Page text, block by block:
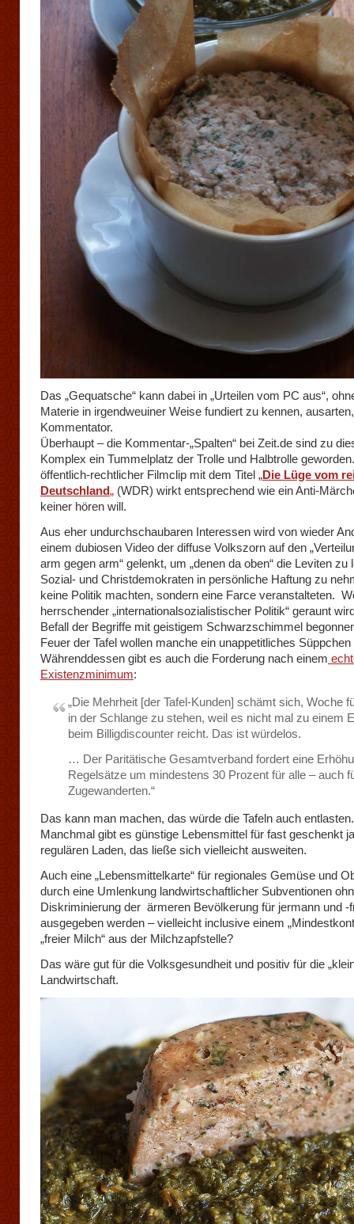
Das „Gequatsche“ kann dabei in „Urteilen vom PC aus“,
Materie in irgendweuiner Weise fundiert zu kennen,
Kommentator.
Überhaupt – die Kommentar-„Spalten“ bei Zeit.de sind zu
Komplex ein Tummelplatz der Trolle und Halbtrolle
öffentlich-rechtlicher Filmclip mit dem Titel „Die Lüge vom
Deutschland„ (WDR) wirkt entsprechend wie ein Anti-
keiner hören will.
Aus eher undurchschaubaren Interessen wird von wieder
einem dubiosen Video der diffuse Volkszorn auf den
arm gegen arm“ gelenkt, um „denen da oben“ die Leviten zu
Sozial- und Christdemokraten in persönliche Haftung zu
keine Politik machten, sondern eine Farce veranstalteten.
herrschender „internationalsozialistischer Politik“ geraunt
Befall der Begriffe mit geistigem Schwarzschimmel
Feuer der Tafel wollen manche ein unappetitliches
Währenddessen gibt es auch die Forderung nach einem
Existenzminimum:
„Die Mehrheit [der Tafel-Kunden] schämt sich, Woche
in der Schlange zu stehen, weil es nicht mal zu einem
beim Billigdiscounter reicht. Das ist würdelos.
… Der Paritätische Gesamtverband fordert eine
Regelsätze um mindestens 30 Prozent für alle – auch
Zugewanderten.“
Das kann man machen, das würde die Tafeln auch entlasten.
Manchmal gibt es günstige Lebensmittel für fast geschenkt
regulären Laden, das ließe sich vielleicht ausweiten.
Auch eine „Lebensmittelkarte“ für regionales Gemüse und
durch eine Umlenkung landwirtschaftlicher Subventionen
Diskriminierung der ärmeren Bevölkerung für jermann und -
ausgegeben werden – vielleicht inclusive einem
„freier Milch“ aus der Milchzapfstelle?
Das wäre gut für die Volksgesundheit und positiv für die
Landwirtschaft.